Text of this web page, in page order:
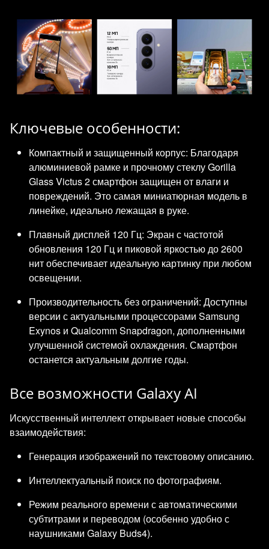
Ключевые особенности:
Компактный и защищенный корпус: Благодаря
алюминиевой рамке и прочному стеклу Gorilla
Glass Victus 2 смартфон защищен от влаги и
повреждений. Это самая миниатюрная модель в
линейке, идеально лежащая в руке.
Плавный дисплей 120 Гц: Экран с частотой
обновления 120 Гц и пиковой яркостью до 2600
нит обеспечивает идеальную картинку при любом
освещении.
Производительность без ограничений: Доступны
версии с актуальными процессорами Samsung
Exynos и Qualcomm Snapdragon, дополненными
улучшенной системой охлаждения. Смартфон
останется актуальным долгие годы.
Все возможности Galaxy AI
Искусственный интеллект открывает новые способы
взаимодействия:
Генерация изображений по текстовому описанию.
Интеллектуальный поиск по фотографиям.
Режим реального времени с автоматическими
субтитрами и переводом (особенно удобно с
наушниками Galaxy Buds4).